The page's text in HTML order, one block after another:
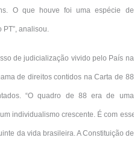
O que houve foi uma espécie de
analisou.
de judicialização vivido pelo País na
de direitos contidos na Carta de 88
“O quadro de 88 era de uma
individualismo crescente. É com
da vida brasileira. A Constituição